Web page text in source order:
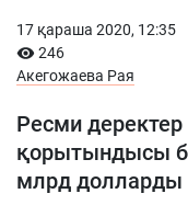
17 қараша 2020, 12:35
246
Акегожаева Рая
Ресми
қорытындысы
млрд долларды